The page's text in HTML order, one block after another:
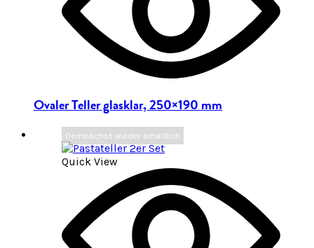
Ovaler Teller glasklar, 250×190 mm
Demnächst wieder erhältlich
Quick View